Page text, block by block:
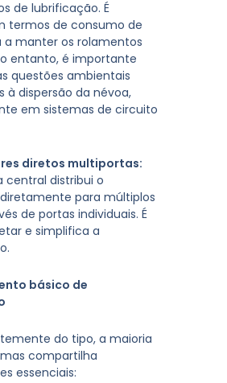
de lubrificação. É
termos de consumo de
a manter os rolamentos
entanto, é importante
questões ambientais
à dispersão da névoa,
em sistemas de circuito
diretos multiportas:
central distribui o
para múltiplos
de portas individuais. É
e simplifica a
básico de
do tipo, a maioria
compartilha
essenciais: